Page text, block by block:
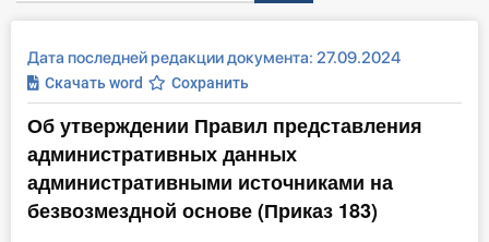
Главная ИС
Формы
Консультации
Правовая база
Библиотека бухгалтера
Дата последней редакции документа: 27.09.2024
Скачать word Сохранить
Об утверждении Правил представления
административных данных
административными источниками на
безвозмездной основе (Приказ 183)